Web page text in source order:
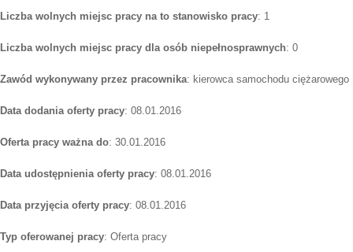
Liczba wolnych miejsc pracy na to stanowisko pracy: 1
Liczba wolnych miejsc pracy dla osób niepełnosprawnych: 0
Zawód wykonywany przez pracownika: kierowca samochodu ciężarowego
Data dodania oferty pracy: 08.01.2016
Oferta pracy ważna do: 30.01.2016
Data udostępnienia oferty pracy: 08.01.2016
Data przyjęcia oferty pracy: 08.01.2016
Typ oferowanej pracy: Oferta pracy